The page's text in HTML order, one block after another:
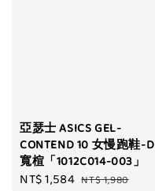
亞瑟士 ASICS GEL-
CONTEND 10 女慢跑鞋-D
寬楦「1012C014-003」
Sale
NT$ 1,584 Regular
NT$ 1,980